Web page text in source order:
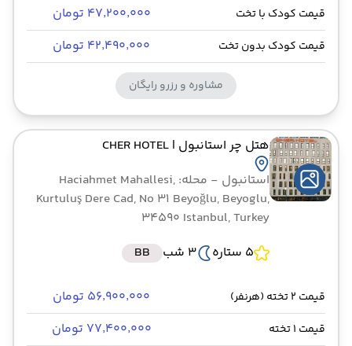
قیمت کودک با تخت ۴۷٬۲۰۰٬۰۰۰ تومان
قیمت کودک بدون تخت ۴۲٬۴۹۰٬۰۰۰ تومان
مشاوره و رزرو رایگان
هتل چر استانبول | CHER HOTEL
استانبول
- محله: Haciahmet Mahallesi,
Kurtuluş Dere Cad, No 31 Beyoğlu, Beyoglu,
34590 Istanbul, Turkey
5 ستاره
3 شب BB
قیمت 2 تخته (هرنفر) ۵۶٬۹۰۰٬۰۰۰ تومان
قیمت 1 تخته ۷۷٬۴۰۰٬۰۰۰ تومان